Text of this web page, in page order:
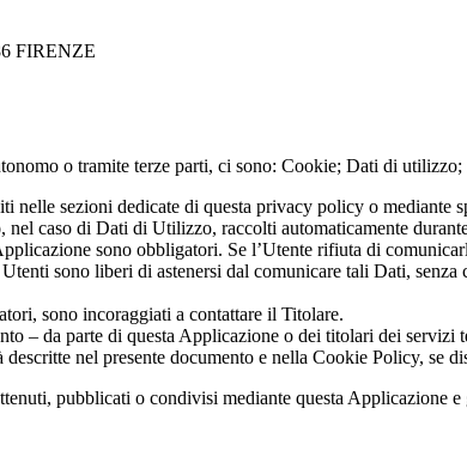
FIRENZE
o tramite terze parti, ci sono: Cookie; Dati di
sezioni dedicate di questa privacy policy o mediante
caso di Dati di Utilizzo, raccolti automaticamente
sono obbligatori. Se l’Utente rifiuta di
sono liberi di astenersi dal comunicare tali Dati,
sono incoraggiati a contattare il Titolare.
– da parte di questa Applicazione o dei titolari dei
nel presente documento e nella Cookie Policy, se
pubblicati o condivisi mediante questa